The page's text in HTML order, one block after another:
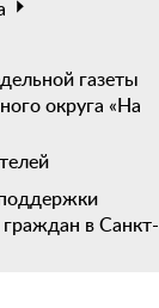
газеты
округа «На
в Санкт-